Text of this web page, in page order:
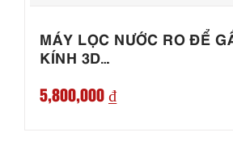
MÁY LỌC NƯỚC RO ĐỂ
KÍNH 3D…
5,800,000 ₫